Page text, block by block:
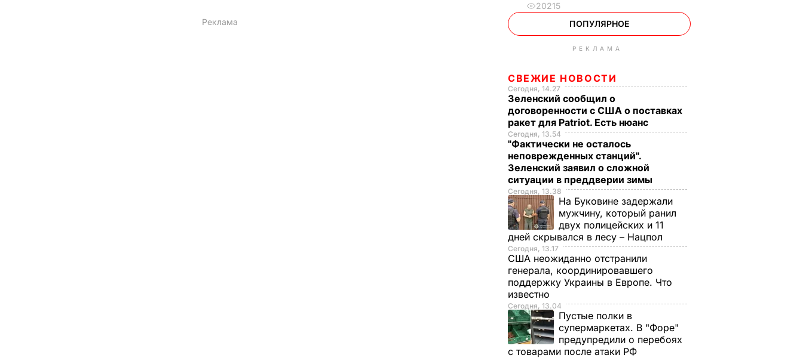
20215
ПОПУЛЯРНОЕ
РЕКЛАМА
СВЕЖИЕ НОВОСТИ
Сегодня, 14.27
Зеленский сообщил о
договоренности с США о поставках
ракет для Patriot. Есть нюанс
Сегодня, 13.54
"Фактически не осталось
неповрежденных станций".
Зеленский заявил о сложной
ситуации в преддверии зимы
Сегодня, 13.38
На Буковине задержали
мужчину, который ранил
двух полицейских и 11
дней скрывался в лесу – Нацпол
Сегодня, 13.17
США неожиданно отстранили
генерала, координировавшего
поддержку Украины в Европе. Что
известно
Сегодня, 13.04
Пустые полки в
супермаркетах. В "Форе"
предупредили о перебоях
с товарами после атаки РФ